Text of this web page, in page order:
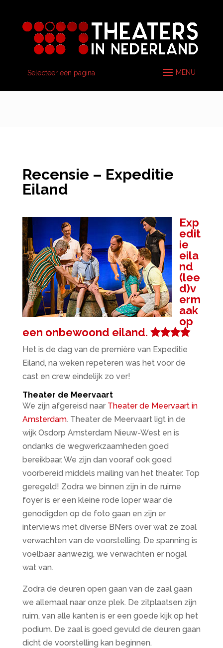
Selecteer een pagina
Recensie – Expeditie
Eiland
Exp
edit
ie
eila
nd
(lee
d)v
erm
aak
op
een onbewoond eiland.
Het is de dag van de première van Expeditie
Eiland, na weken repeteren was het voor de
cast en crew eindelijk zo ver!
Theater de Meervaart
We zijn afgereisd naar Theater de Meervaart in
Amsterdam. Theater de Meervaart ligt in de
wijk Osdorp Amsterdam Nieuw-West en is
ondanks de wegwerkzaamheden goed
bereikbaar. We zijn dan vooraf ook goed
voorbereid middels mailing van het theater. Top
geregeld! Zodra we binnen zijn in de ruime
foyer is er een kleine rode loper waar de
genodigden op de foto gaan en zijn er
interviews met diverse BN’ers over wat ze zoal
verwachten van de voorstelling. De spanning is
voelbaar aanwezig, we verwachten er nogal
wat van.
Zodra de deuren open gaan van de zaal gaan
we allemaal naar onze plek. De zitplaatsen zijn
ruim, van alle kanten is er een goede kijk op het
podium. De zaal is goed gevuld de deuren gaan
dicht de voorstelling kan beginnen.